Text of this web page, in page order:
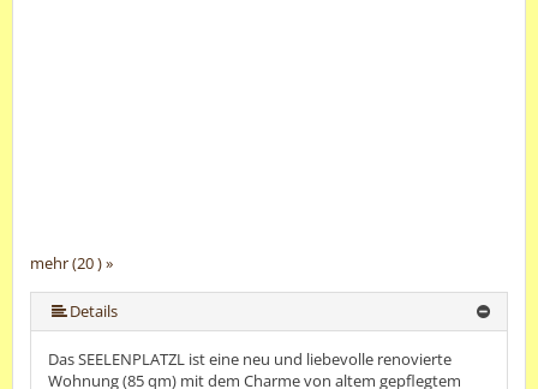
mehr (20 ) »
mehr (20 ) »
mehr (20 ) »
mehr (20 ) »
mehr (20 ) »
mehr (20 ) »
mehr (20 ) »
mehr (20 ) »
mehr (20 ) »
mehr (20 ) »
mehr (20 ) »
mehr (20 ) »
mehr (20 ) »
mehr (20 ) »
mehr (20 ) »
mehr (20 ) »
mehr (20 ) »
Details
Das SEELENPLATZL ist eine neu und liebevolle renovierte
Wohnung (85 qm) mit dem Charme von altem gepflegtem